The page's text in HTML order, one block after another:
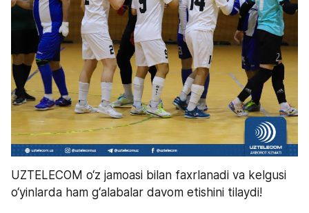
UZTELECOM o‘z jamoasi bilan faxrlanadi va kelgusi
o‘yinlarda ham g‘alabalar davom etishini tilaydi!